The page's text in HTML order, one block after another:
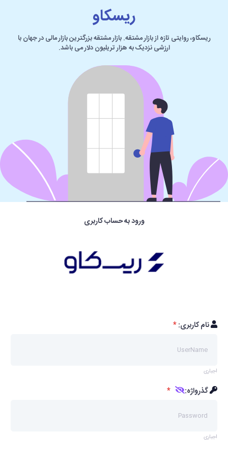
ورود به حساب کاربری
نام کاربری:*
اجباری
گذرواژه: *
اجباری
ریسکاو
ریسکاو، روایتی تازه از بازار مشتقه. بازار مشتقه بزرگترین بازار مالی در جهان با
ارزشی نزدیک به هزار تریلیون دلار می باشد.